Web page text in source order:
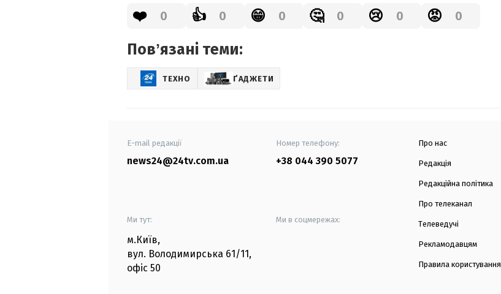
❤️ 0 👍 0 😁 0 🤔 0 😢 0 😡 0
Повʼязані теми:
ТЕХНО ҐАДЖЕТИ
E-mail редакції
news24@24tv.com.ua
Номер телефону:
+38 044 390 5077
Ми тут:
м.Київ,
вул. Володимирська 61/11,
офіс 50
Ми в соцмережах:
Про нас
Редакція
Редакційна політика
Про телеканал
Телеведучі
Рекламодавцям
Правила користування